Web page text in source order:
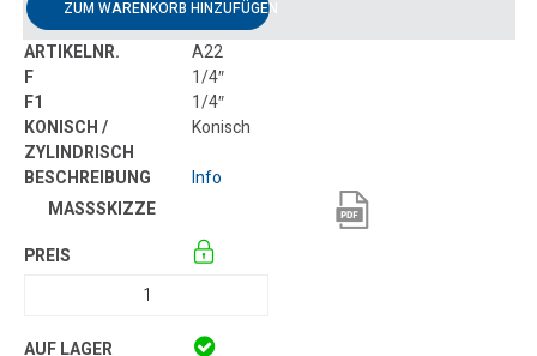
ZUM WARENKORB HINZUFÜGEN
A22
1/4″
1/4″
Konisch
Info